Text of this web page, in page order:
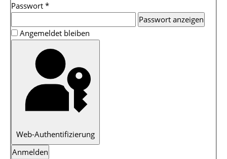
Passwort *
Passwort anzeigen
Angemeldet bleiben
Web-Authentifizierung
Anmelden